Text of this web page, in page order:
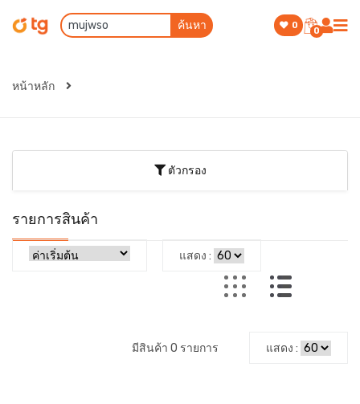
ค้นหา 0
0
หน้าหลัก
ตัวกรอง
รายการสินค้า
แสดง :
มีสินค้า 0 รายการ แสดง :